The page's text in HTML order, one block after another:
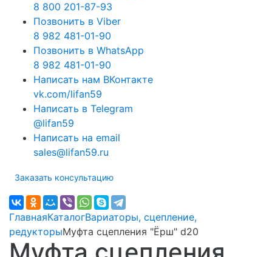
8 800 201-87-93
Позвонить в Viber
8 982 481-01-90
Позвонить в WhatsApp
8 982 481-01-90
Написать нам ВКонтакте
vk.com/lifan59
Написать в Telegram
@lifan59
Написать на email
sales@lifan59.ru
Заказать консультацию
ГлавнаяКаталогВариаторы, сцепление,
редукторыМуфта сцепления "Ёрш" d20